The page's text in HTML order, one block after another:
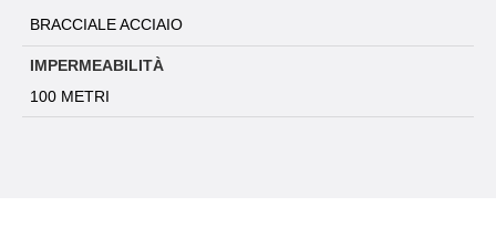
BRACCIALE ACCIAIO
IMPERMEABILITÀ
100 METRI